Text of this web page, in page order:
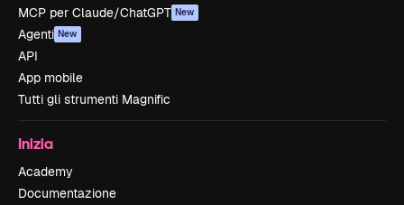
MCP per Claude/ChatGPT New
Agenti New
API
App mobile
Tutti gli strumenti Magnific
Inizia
Academy
Documentazione